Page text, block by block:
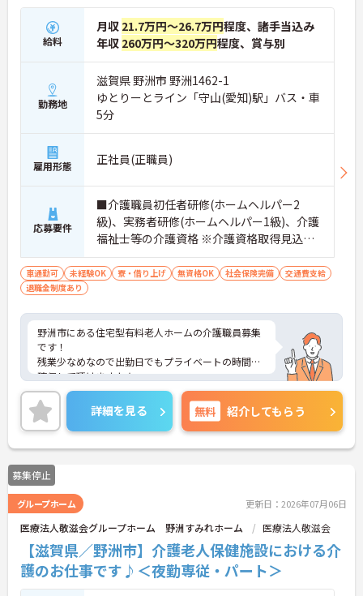
給料
月収 21.7万円～26.7万円程度、諸手当込み
年収 260万円～320万円程度、賞与別
勤務地
滋賀県 野洲市 野洲1462-1
ゆとりーとライン「守山(愛知)駅」バス・車
5分
雇用形態 正社員(正職員)
応募要件
■介護職員初任者研修(ホームヘルパー2
級)、実務者研修(ホームヘルパー1級)、介護
福祉士等の介護資格 ※介護資格取得見込み
の方も可
車通勤可 未経験OK 寮・借り上げ 無資格OK 社会保険完備
交通費支給
退職金制度あり
野洲市にある住宅型有料老人ホームの介護職員募集
です！
残業少なめなので出勤日でもプライベートの時間を
確保して頂けますよ★
また社宅や給食補助など福利厚生が充実◎安心して
長く就業できる環境が整っています♪
ご興味ある方には、面接対策ポイントなど、詳細を
お話しいたしますのでお気軽にご相談ください。
詳細を見る 無料 紹介してもらう
募集停止
グループホーム 更新日：2026年07月06日
医療法人敬滋会グループホーム 野洲すみれホーム 医療法人敬滋会
【滋賀県／野洲市】介護老人保健施設における介
護のお仕事です♪＜夜勤専従・パート＞